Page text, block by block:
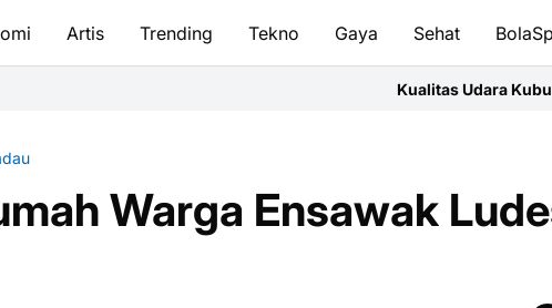
Artis Trending Tekno Gaya Sehat
Kualitas Udara Kubu Raya Jumat Pagi
Warga Ensawak